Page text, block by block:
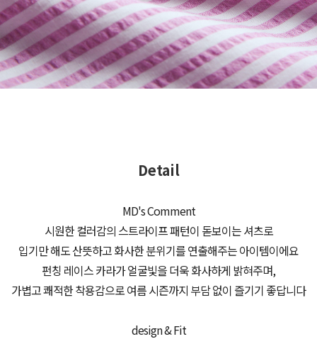
Detail
MD's Comment
시원한 컬러감의 스트라이프 패턴이 돋보이는 셔츠로
입기만 해도 산뜻하고 화사한 분위기를 연출해주는 아이템이에요
펀칭 레이스 카라가 얼굴빛을 더욱 화사하게 밝혀주며,
가볍고 쾌적한 착용감으로 여름 시즌까지 부담 없이 즐기기 좋답니다
design & Fit